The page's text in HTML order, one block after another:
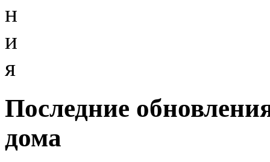
н
и
я
Последние
дома